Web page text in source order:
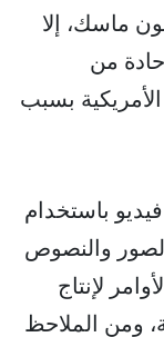
ماسك، إلا
من
بسبب
مقاطع فيديو باستخدام
والنصوص
لإنتاج
ومن الملاحظ